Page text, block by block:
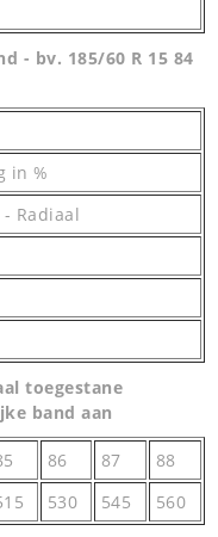
- bv. 185/60 R 15 84
in %
Radiaal
toegestane
band aan
86 87
88
530 545 560